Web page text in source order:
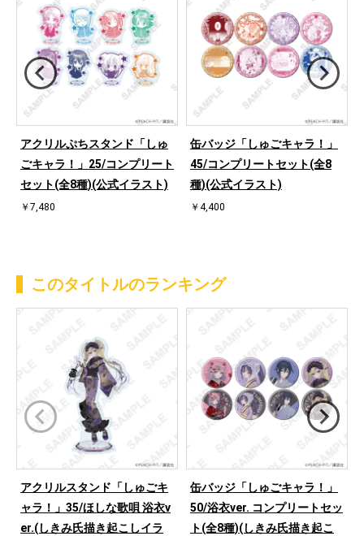
アクリルぷちスタンド「しゅ
ごキャラ！」25/コンプリート
セット(全8種)(公式イラスト)
￥7,480
缶バッジ「しゅごキャラ！」
45/コンプリートセット(全8
種)(公式イラスト)
￥4,400
このタイトルのランキング
アクリルスタンド「しゅごキ
ャラ！」35/ほしな歌唄 浴衣v
er.(しきみ氏描き起こしイラ
缶バッジ「しゅごキャラ！」
50/浴衣ver. コンプリートセッ
ト(全8種)(しきみ氏描き起こ